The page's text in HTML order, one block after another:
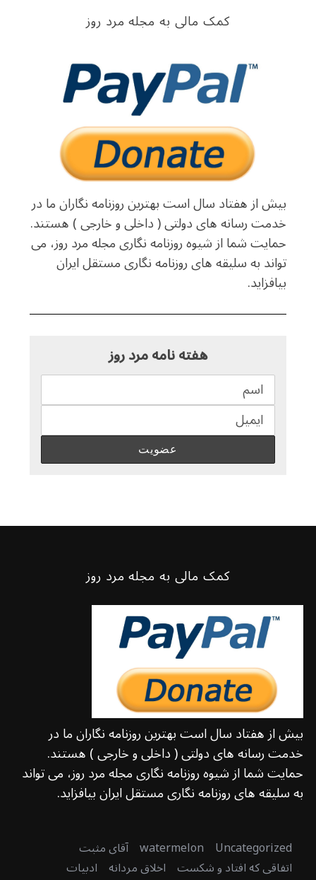
کمک مالی به مجله مرد روز
بیش از هفتاد سال است بهترین روزنامه نگاران ما در
خدمت رسانه های دولتی ( داخلی و خارجی ) هستند.
حمایت شما از شیوه روزنامه نگاری مجله مرد روز، می
تواند به سلیقه های روزنامه نگاری مستقل ایران
بیافزاید.
هفته نامه مرد روز
کمک مالی به مجله مرد روز
بیش از هفتاد سال است بهترین روزنامه نگاران ما در
خدمت رسانه های دولتی ( داخلی و خارجی ) هستند.
حمایت شما از شیوه روزنامه نگاری مجله مرد روز، می تواند
به سلیقه های روزنامه نگاری مستقل ایران بیافزاید.
Uncategorized
watermelon آقای مثبت
اتفاقی که افتاد و شکست اخلاق مردانه ادبیات